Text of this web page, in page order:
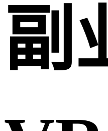
副